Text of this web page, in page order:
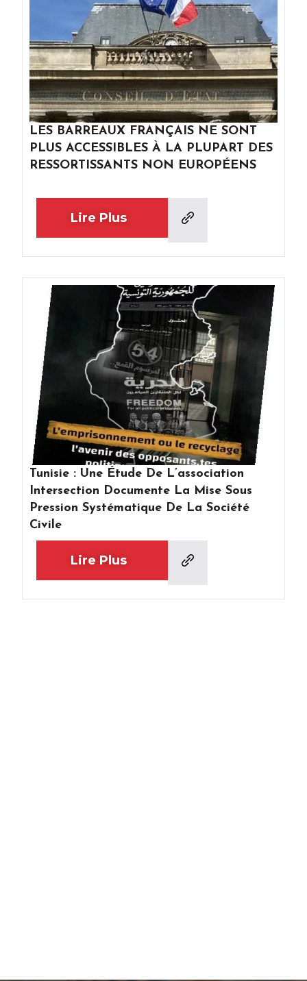
LES BARREAUX FRANÇAIS NE SONT
PLUS ACCESSIBLES À LA PLUPART DES
RESSORTISSANTS NON EUROPÉENS
Lire Plus
Tunisie : Une Étude De L’association
Intersection Documente La Mise Sous
Pression Systématique De La Société
Civile
Lire Plus